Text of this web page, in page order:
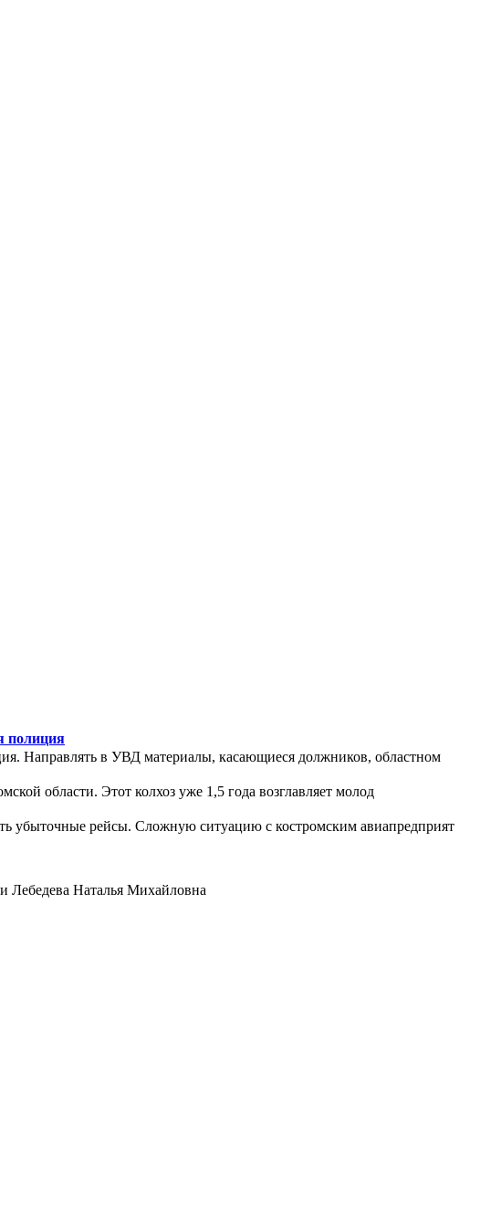
полиция
Направлять в УВД материалы, касающиеся должников, областном
области. Этот колхоз уже 1,5 года возглавляет молод
убыточные рейсы. Сложную ситуацию с костромским авиапредприят
Лебедева Наталья Михайловна